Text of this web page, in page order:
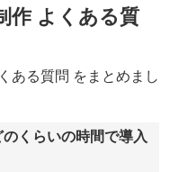
作 よくある質
ある質問 をまとめまし
くらいの時間で導入